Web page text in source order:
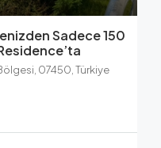
Sadece 150
07450, Türkiye